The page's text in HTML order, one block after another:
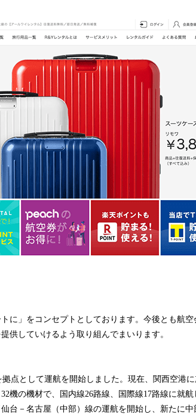
に」をコンセプトとしております。今後とも航
供していけるよう取り組んでまいります。
拠点として運航を開始しました。現在、関西空港
機の機材で、国内線26路線、国際線17路線に就
台－名古屋（中部）線の運航を開始し、新たに